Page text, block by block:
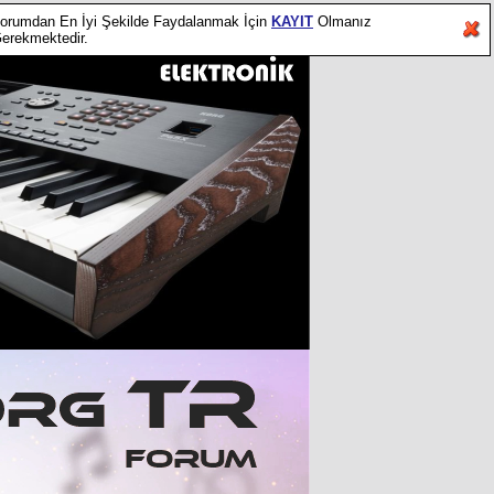
En İyi Şekilde Faydalanmak İçin KAYIT Olmanız